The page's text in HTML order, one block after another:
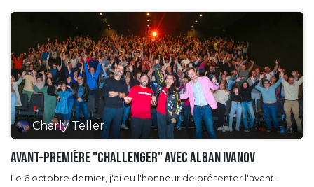
Charly Teller
Avant-première "Challenger" avec Alban Ivanov
Le 6 octobre dernier, j'ai eu l'honneur de présenter l'avant-